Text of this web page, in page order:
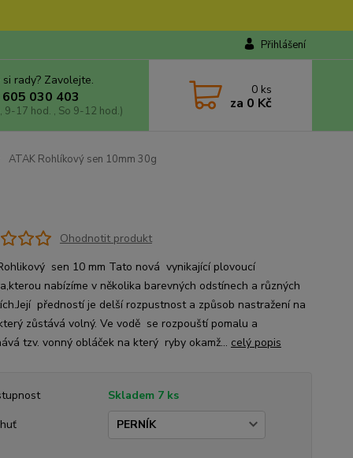
Přihlášení
rady? Zavolejte.
030 403
9-17 hod. , So 9-12 hod.)
0 ks
za 0 Kč
ATAK Rohlíkový sen 10mm 30g
Ohodnotit produkt
sen 10 mm Tato nová vynikající plovoucí
nabízíme v několika barevných odstínech a různých
předností je delší rozpustnost a způsob nastražení na
zůstává volný. Ve vodě se rozpouští pomalu a
tzv. vonný obláček na který ryby okamž... celý popis
Skladem 7 ks